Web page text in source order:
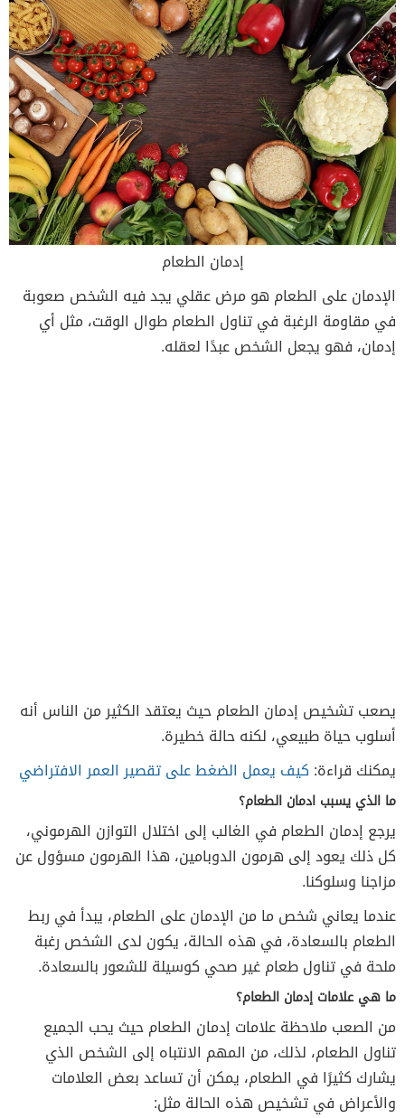
إدمان الطعام
الإدمان على الطعام هو مرض عقلي يجد فيه الشخص صعوبة
في مقاومة الرغبة في تناول الطعام طوال الوقت، مثل أي
إدمان، فهو يجعل الشخص عبدًا لعقله.
يصعب تشخيص إدمان الطعام حيث يعتقد الكثير من الناس أنه
أسلوب حياة طبيعي، لكنه حالة خطيرة.
يمكنك قراءة: كيف يعمل الضغط على تقصير العمر الافتراضي
ما الذي يسبب ادمان الطعام؟
يرجع إدمان الطعام في الغالب إلى اختلال التوازن الهرموني،
كل ذلك يعود إلى هرمون الدوبامين، هذا الهرمون مسؤول عن
مزاجنا وسلوكنا.
عندما يعاني شخص ما من الإدمان على الطعام، يبدأ في ربط
الطعام بالسعادة، في هذه الحالة، يكون لدى الشخص رغبة
ملحة في تناول طعام غير صحي كوسيلة للشعور بالسعادة.
ما هي علامات إدمان الطعام؟
من الصعب ملاحظة علامات إدمان الطعام حيث يحب الجميع
تناول الطعام، لذلك، من المهم الانتباه إلى الشخص الذي
يشارك كثيرًا في الطعام، يمكن أن تساعد بعض العلامات
والأعراض في تشخيص هذه الحالة مثل: